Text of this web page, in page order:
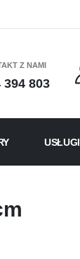
Z NAMI
394 803
USŁUGI